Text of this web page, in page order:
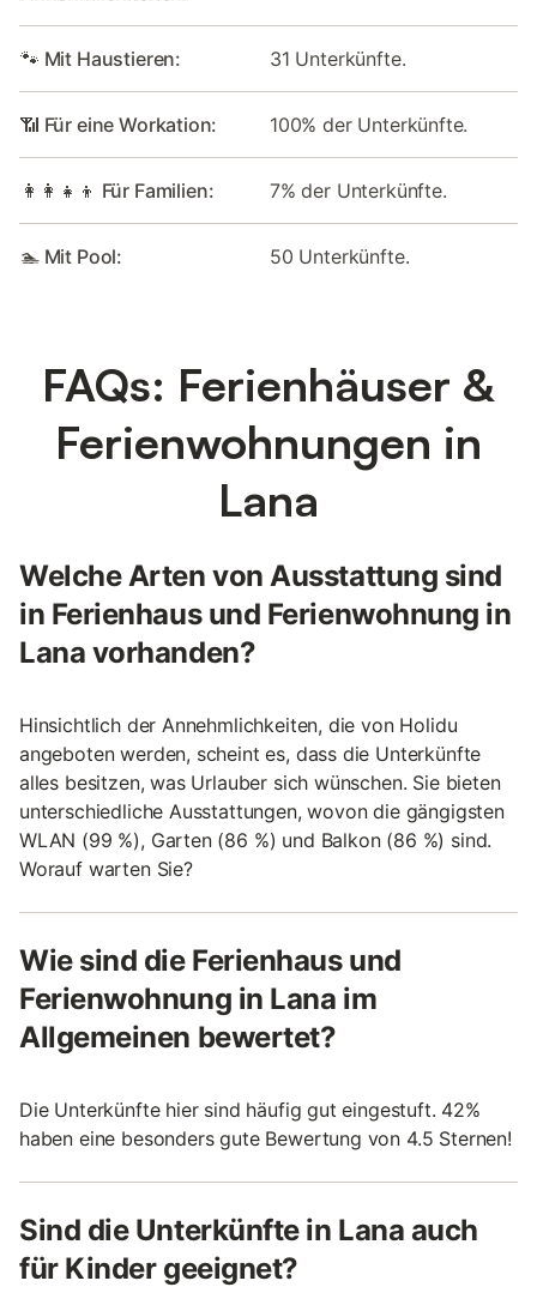
🐾 Mit Haustieren: 31 Unterkünfte.
📶 Für eine Workation: 100% der Unterkünfte.
👩‍👩‍👧‍👦 Für Familien: 7% der Unterkünfte.
🏊 Mit Pool: 50 Unterkünfte.
FAQs: Ferienhäuser &
Ferienwohnungen in
Lana
Welche Arten von Ausstattung sind
in Ferienhaus und Ferienwohnung in
Lana vorhanden?
Hinsichtlich der Annehmlichkeiten, die von Holidu
angeboten werden, scheint es, dass die Unterkünfte
alles besitzen, was Urlauber sich wünschen. Sie bieten
unterschiedliche Ausstattungen, wovon die gängigsten
WLAN (99 %), Garten (86 %) und Balkon (86 %) sind.
Worauf warten Sie?
Wie sind die Ferienhaus und
Ferienwohnung in Lana im
Allgemeinen bewertet?
Die Unterkünfte hier sind häufig gut eingestuft. 42%
haben eine besonders gute Bewertung von 4.5 Sternen!
Sind die Unterkünfte in Lana auch
für Kinder geeignet?